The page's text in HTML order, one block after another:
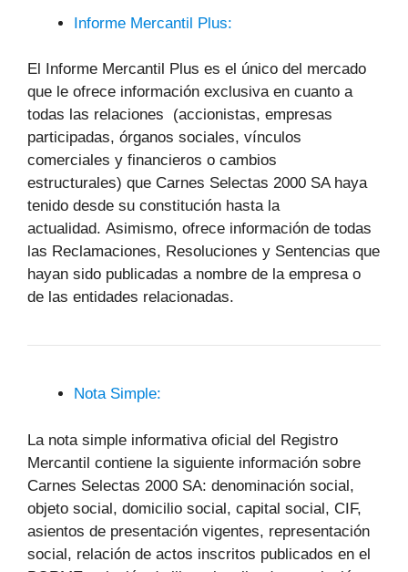
Informe Mercantil Plus:
El Informe Mercantil Plus es el único del mercado
que le ofrece información exclusiva en cuanto a
todas las relaciones (accionistas, empresas
participadas, órganos sociales, vínculos
comerciales y financieros o cambios
estructurales) que Carnes Selectas 2000 SA haya
tenido desde su constitución hasta la
actualidad. Asimismo, ofrece información de todas
las Reclamaciones, Resoluciones y Sentencias que
hayan sido publicadas a nombre de la empresa o
de las entidades relacionadas.
Nota Simple:
La nota simple informativa oficial del Registro
Mercantil contiene la siguiente información sobre
Carnes Selectas 2000 SA: denominación social,
objeto social, domicilio social, capital social, CIF,
asientos de presentación vigentes, representación
social, relación de actos inscritos publicados en el